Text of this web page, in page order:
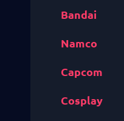
Bandai
Namco
Capcom
Cosplay